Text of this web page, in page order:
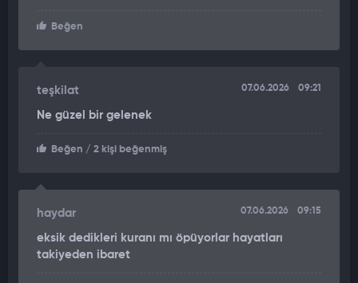
Beğen
teşkilat 07.06.2026 09:21
Ne güzel bir gelenek
Beğen / 2 kişi beğenmiş
haydar 07.06.2026 09:15
eksik dedikleri kuranı mı öpüyorlar hayatları
takiyeden ibaret